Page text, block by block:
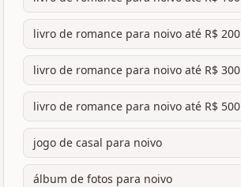
livro de romance para noivo até R$ 200
livro de romance para noivo até R$ 300
livro de romance para noivo até R$ 500
jogo de casal para noivo
álbum de fotos para noivo